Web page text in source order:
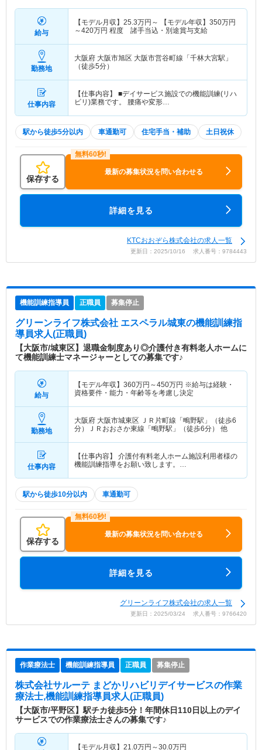
給与
【モデル月収】 25.3万円～ 【モデル年収】 350万円
～420万円 程度 諸手当込・別途賞与支給
勤務地
大阪府 大阪市旭区 大阪市営谷町線「千林大宮駅」
（徒歩5分）
仕事内容
【仕事内容】 ■デイサービス施設での機能訓練(リハ
ビリ)業務です。 腰痛や変形…
駅から徒歩5分以内 車通勤可 住宅手当・補助 土日祝休
保存する
最新の募集状況を問い合わせる
詳細を見る
KTCおおぞら株式会社の求人一覧
更新日：2025/10/16 求人番号：9784443
機能訓練指導員 正職員 募集停止
グリーンライフ株式会社 エスペラル城東の機能訓練指
導員求人(正職員)
【大阪市/城東区】退職金制度あり◎介護付き有料老人ホームに
て機能訓練士マネージャーとしての募集です♪
給与
【モデル年収】 360万円～450万円 ※給与は経験・
資格要件・能力・年齢等を考慮し決定
勤務地
大阪府 大阪市城東区 ＪＲ片町線「鴫野駅」（徒歩6
分）ＪＲおおさか東線「鴫野駅」（徒歩6分） 他
仕事内容
【仕事内容】 介護付有料老人ホーム施設利用者様の
機能訓練指導をお願い致します。…
駅から徒歩10分以内 車通勤可
保存する
最新の募集状況を問い合わせる
詳細を見る
グリーンライフ株式会社の求人一覧
更新日：2025/03/24 求人番号：9766420
作業療法士 機能訓練指導員 正職員 募集停止
株式会社サルーテ まどかリハビリデイサービスの作業
療法士,機能訓練指導員求人(正職員)
【大阪市/平野区】駅チカ徒歩5分！年間休日110日以上のデイ
サービスでの作業療法士さんの募集です♪
【モデル月収】 21.0万円～30.0万円